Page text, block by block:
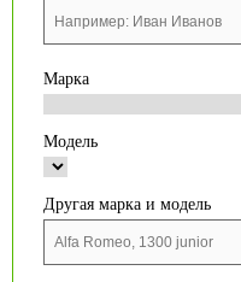
Марка
Модель
Другая марка и модель